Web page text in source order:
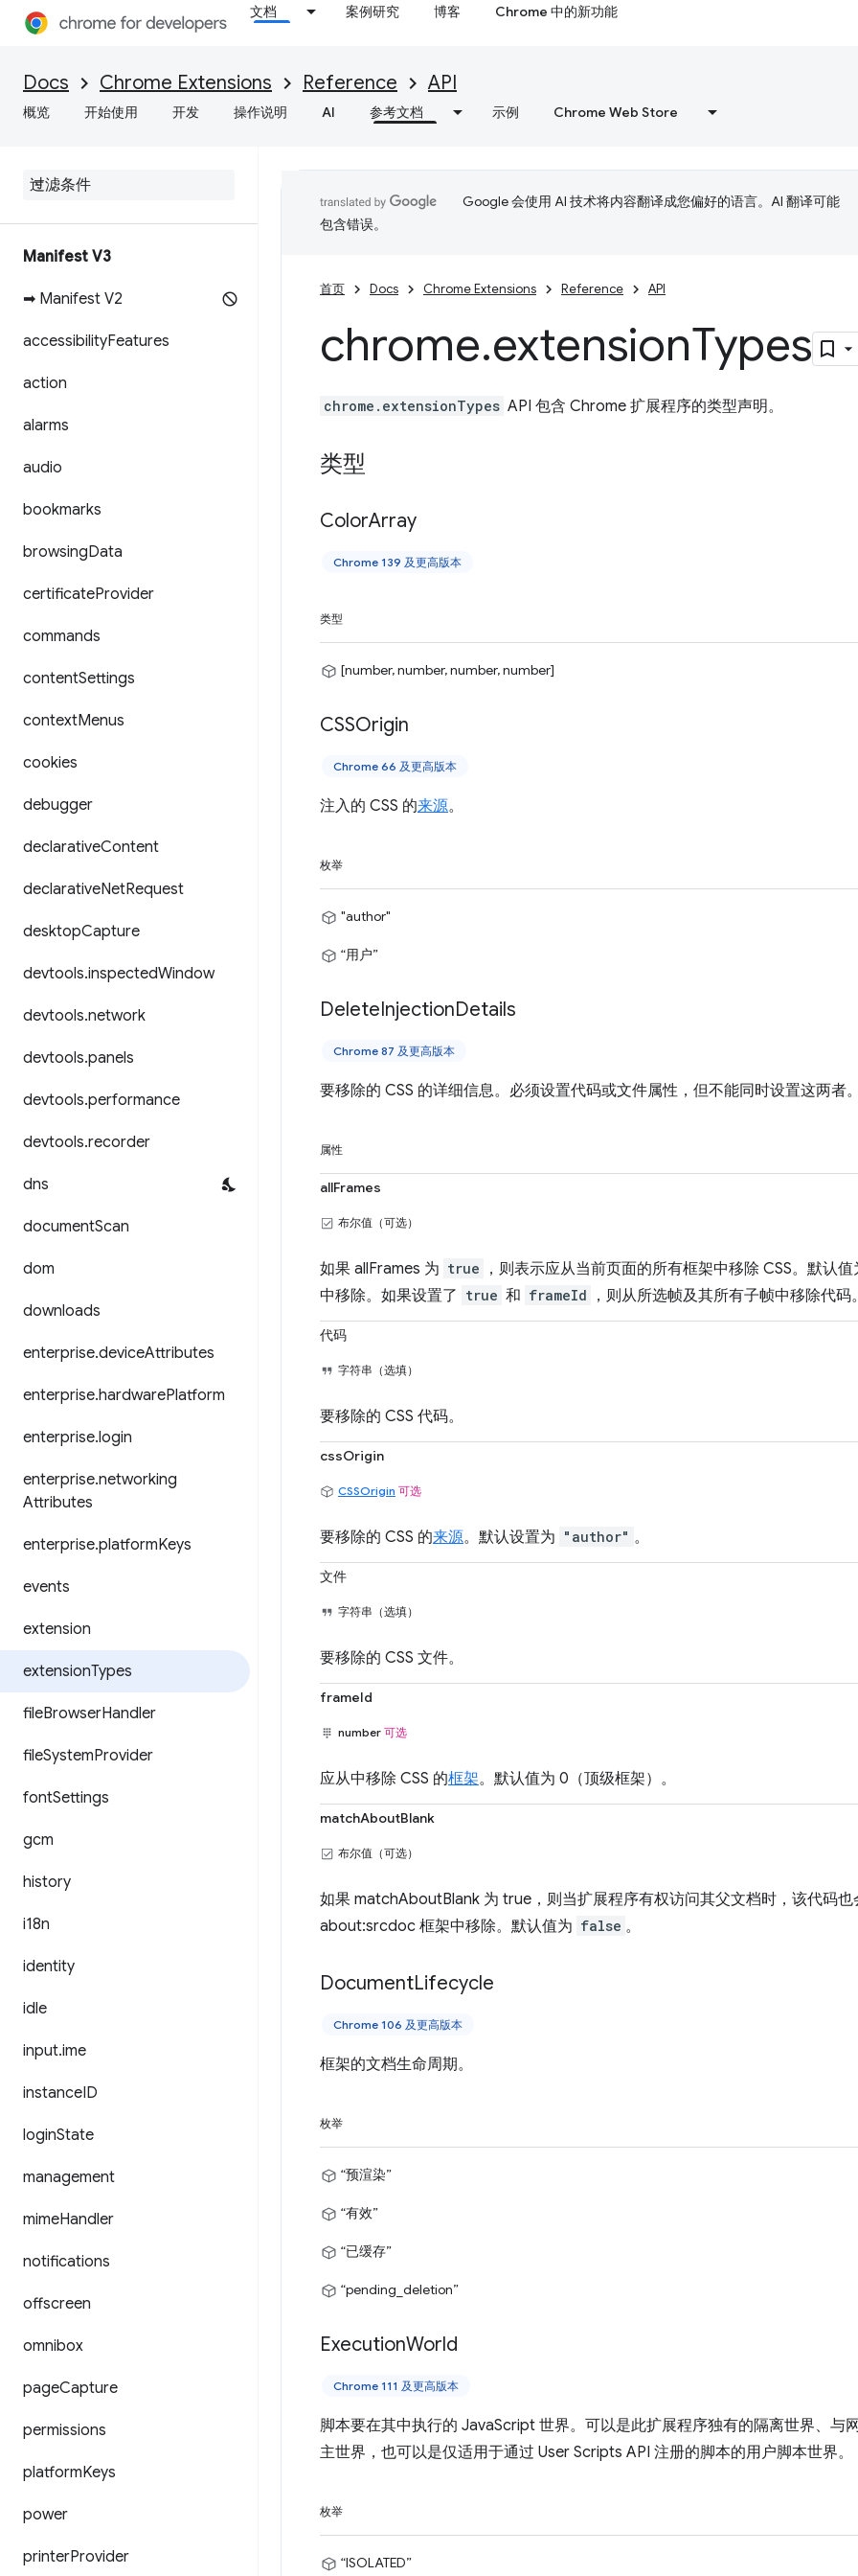
文档 案例研究 博客 Chrome 中的新功能
Docs Chrome Extensions Reference API
概览 开始使用 开发 操作说明 AI 参考文档 示例 Chrome Web Store
Manifest V3
➡ Manifest V2
accessibilityFeatures
action
alarms
audio
bookmarks
browsingData
certificateProvider
commands
contentSettings
contextMenus
cookies
debugger
declarativeContent
declarativeNetRequest
desktopCapture
devtools.inspectedWindow
devtools.network
devtools.panels
devtools.performance
devtools.recorder
dns
documentScan
dom
downloads
enterprise.deviceAttributes
enterprise.hardwarePlatform
enterprise.login
enterprise.networking
Attributes
enterprise.platformKeys
events
extension
extensionTypes
fileBrowserHandler
fileSystemProvider
fontSettings
gcm
history
i18n
identity
idle
input.ime
instanceID
loginState
management
mimeHandler
notifications
offscreen
omnibox
pageCapture
permissions
platformKeys
power
printerProvider
Google 会使用 AI 技术将内容翻译成您偏好的语言。AI 翻译可能
包含错误。
首页 Docs Chrome Extensions Reference API
chrome.extensionTypes
chrome.extensionTypes API 包含 Chrome 扩展程序的类型声明。
类型
ColorArray
Chrome 139 及更高版本
类型
[number, number, number, number]
CSSOrigin
Chrome 66 及更高版本
注入的 CSS 的来源。
枚举
"author"
“用户”
DeleteInjectionDetails
Chrome 87 及更高版本
要移除的 CSS 的详细信息。必须设置代码或文件属性，但不能同时设置这两者
属性
allFrames
布尔值（可选）
如果 allFrames 为 true
，则表示应从当前页面的所有框架中移除 CSS。默认
中移除。如果设置了 true 和 frameId ，则从所选帧及其所有子帧中移除代码
代码
字符串（选填）
要移除的 CSS 代码。
cssOrigin
CSSOrigin 可选
要移除的 CSS 的来源。默认设置为 "author" 。
文件
字符串（选填）
要移除的 CSS 文件。
frameId
number 可选
应从中移除 CSS 的框架。默认值为 0（顶级框架）。
matchAboutBlank
布尔值（可选）
如果 matchAboutBlank 为 true，则当扩展程序有权访问其父文档时，该代码
about:srcdoc 框架中移除。默认值为 false 。
DocumentLifecycle
Chrome 106 及更高版本
框架的文档生命周期。
枚举
“预渲染”
“有效”
“已缓存”
“pending_deletion”
ExecutionWorld
Chrome 111 及更高版本
脚本要在其中执行的 JavaScript 世界。可以是此扩展程序独有的隔离世界、与
主世界，也可以是仅适用于通过 User Scripts API 注册的脚本的用户脚本世界。
枚举
“ISOLATED”